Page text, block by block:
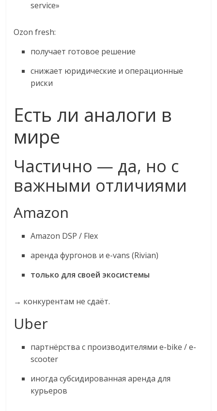
service»
Ozon fresh:
получает готовое решение
снижает юридические и операционные
риски
Есть ли аналоги в
мире
Частично — да, но с
важными отличиями
Amazon
Amazon DSP / Flex
аренда фургонов и e-vans (Rivian)
только для своей экосистемы
→ конкурентам не сдаёт.
Uber
партнёрства с производителями e-bike / e-
scooter
иногда субсидированная аренда для
курьеров